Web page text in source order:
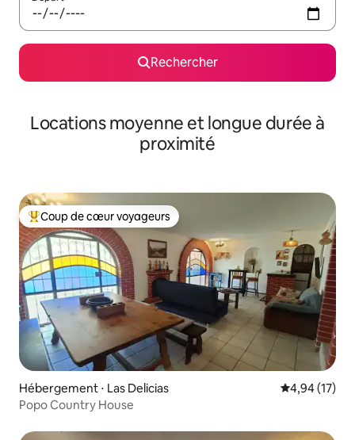
Rechercher
Locations moyenne et longue durée à
proximité
Coups de cœur voyageurs les plus appréciés
Coup de cœur voyageurs
Hébergement ⋅ Las Delicias Évaluation
4,94 (17)
Popo Country House